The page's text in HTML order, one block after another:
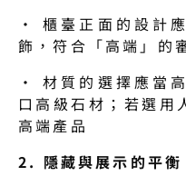
· 櫃臺正面的設計
飾，符合「高端」的
· 材質的選擇應當
口高級石材；若選用
高端產品
2. 隱藏與展示的平衡